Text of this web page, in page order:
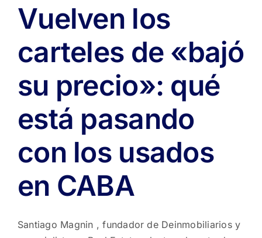
Vuelven los
carteles de «bajó
su precio»: qué
está pasando
con los usados
en CABA
Santiago Magnin , fundador de Deinmobiliarios y